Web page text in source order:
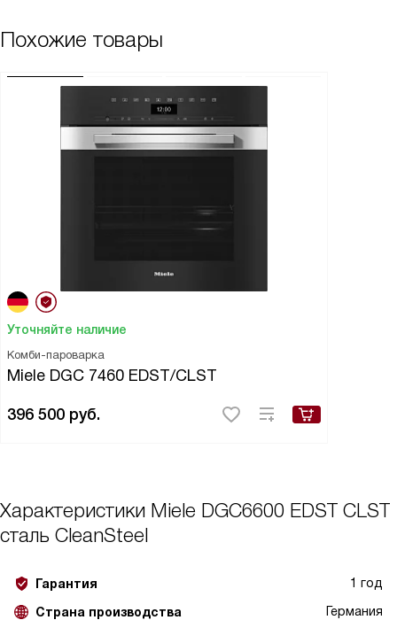
Похожие товары
Уточняйте наличие
Комби-пароварка
Miele DGC 7460 EDST/CLST
396 500 руб.
Характеристики Miele DGC6600 EDST CLST
сталь CleanSteel
Гарантия 1 год
Страна производства Германия